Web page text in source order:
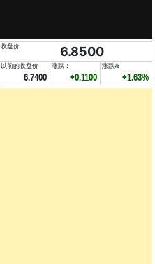
收盘价 6.8500
以前的收盘价
6.7400
涨跌：
+0.1100
涨跌%
+1.63%